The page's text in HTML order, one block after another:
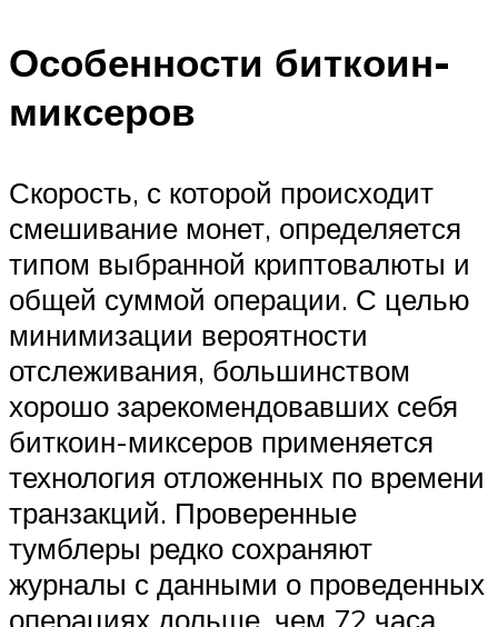
Особенности биткоин-
миксеров
Скорость, с которой происходит
смешивание монет, определяется
типом выбранной криптовалюты и
общей суммой операции. С целью
минимизации вероятности
отслеживания, большинством
хорошо зарекомендовавших себя
биткоин-миксеров применяется
технология отложенных по времени
транзакций. Проверенные
тумблеры редко сохраняют
журналы с данными о проведенных
операциях дольше, чем 72 часа.